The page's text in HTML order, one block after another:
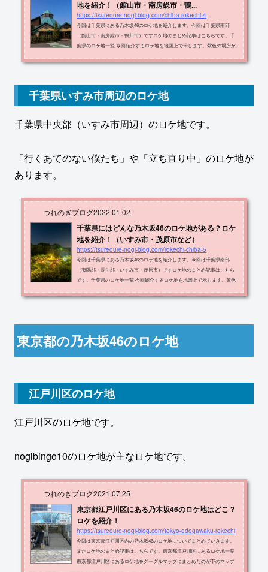
地を紹介！（館山市・南房総市・鴨...
https://tsuredure-nogi-blog.com/chiba-rokechi-4
今回は千葉県にある乃木坂46のロケ地を紹介します。今回は千葉県南部
（館山市・南房総市・鴨川市）ですロケ地のまとめ記事はこちらです。千
葉県のロケ地一覧 今回紹介するロケ地を地図上で示します。紫色の場所が
が以下の表です。ロケ地住所メディア鴨川シーワールド鴨川市 東町1464-18
MVサウンドスウェル・カフェ南房総市 千倉町南朝夷1148-1会いたかったか
もしれない野島埼灯台南房総市 ...
千葉県いすみ市周辺のロケ地
千葉県中央部（いすみ市周辺）のロケ地です。
「行くあてのない僕たち」や「立ち直り中」のロケ地が
あります。
つれのぎブログ2022.01.02
千葉県にはどんな乃木坂46のロケ地がある？ロケ
地を紹介！（いすみ市・茂原市など）
https://tsuredure-nogi-blog.com/rokechi-chiba-5
今回は千葉県にある乃木坂46のロケ地を紹介します。今回は千葉県南部
（夷隅郡・長生郡・いすみ市・茂原市）ですロケ地のまとめ記事はこちら
です。千葉県のロケ地一覧 今回紹介するロケ地を地図上で示します。黄色
めたものが以下の表です。ロケ地住所メディアラク･レマンプール長生郡長
東京都の乃木坂46のロケ地
江戸川区のロケ地
江戸川区のロケ地です。
nogibingo10のロケ地が主なロケ地です。
つれのぎブログ2021.07.25
東京都江戸川区にある乃木坂46のロケ地はどこ？
ロケを紹介！
https://tsuredure-nogi-blog.com/tokyo-edogawaku-rokechi
今回は東京都江戸川区内の乃木坂46のロケ地についてまとめていきます。
またロケ地のまとめ記事はこちらです。東京都江戸川区にあるロケ地一覧
東京都江戸川区にあるロケ地をグーグルマップにまとめたのが下のマップ